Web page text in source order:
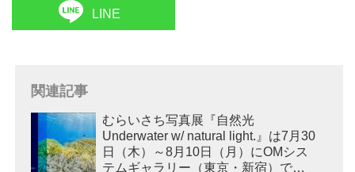
LINE
関連記事
むらいさち写真展『自然光
Underwater w/ natural light.』は7月30
日（木）～8月10日（月）にOMシス
テムギャラリー（東京・新宿）で開